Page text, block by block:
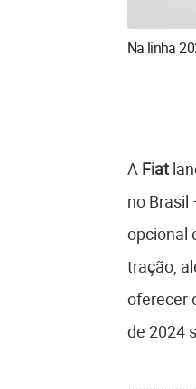
Na linha
A Fiat
no Brasil
opcional
tração,
oferecer
de 2024